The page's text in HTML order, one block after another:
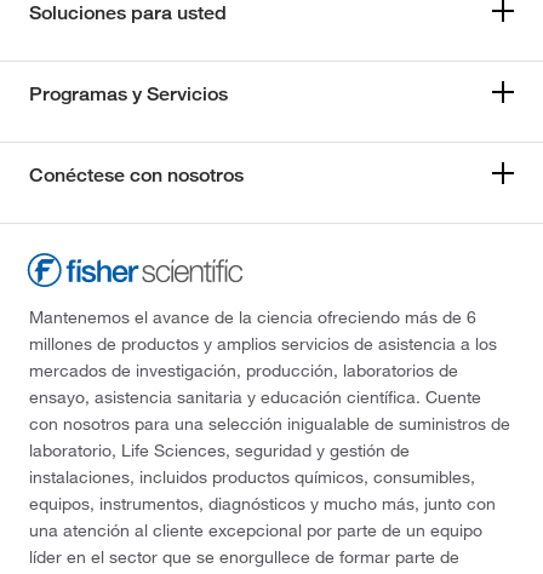
Soluciones para usted
Programas y Servicios
Conéctese con nosotros
Mantenemos el avance de la ciencia ofreciendo más de 6
millones de productos y amplios servicios de asistencia a los
mercados de investigación, producción, laboratorios de
ensayo, asistencia sanitaria y educación científica. Cuente
con nosotros para una selección inigualable de suministros de
laboratorio, Life Sciences, seguridad y gestión de
instalaciones, incluidos productos químicos, consumibles,
equipos, instrumentos, diagnósticos y mucho más, junto con
una atención al cliente excepcional por parte de un equipo
líder en el sector que se enorgullece de formar parte de